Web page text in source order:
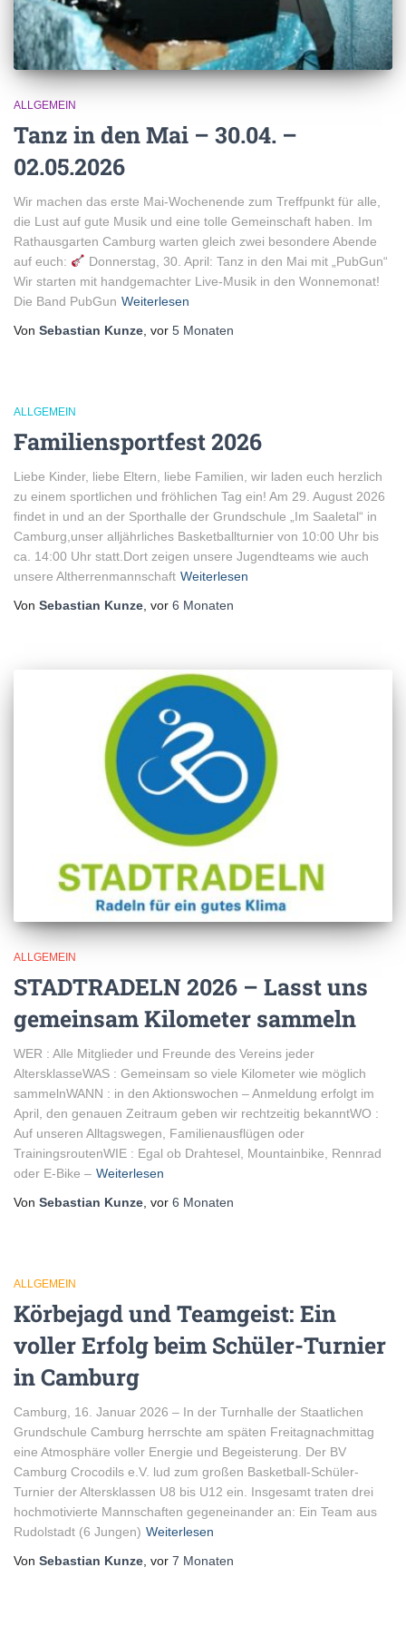
ALLGEMEIN
Tanz in den Mai – 30.04. –
02.05.2026
Wir machen das erste Mai-Wochenende zum Treffpunkt für alle,
die Lust auf gute Musik und eine tolle Gemeinschaft haben. Im
Rathausgarten Camburg warten gleich zwei besondere Abende
auf euch:
Donnerstag, 30. April: Tanz in den Mai mit „PubGun“
Wir starten mit handgemachter Live-Musik in den Wonnemonat!
Die Band PubGun Weiterlesen
Von Sebastian Kunze , vor 5 Monaten
ALLGEMEIN
Familiensportfest 2026
Liebe Kinder, liebe Eltern, liebe Familien, wir laden euch herzlich
zu einem sportlichen und fröhlichen Tag ein! Am 29. August 2026
findet in und an der Sporthalle der Grundschule „Im Saaletal“ in
Camburg,unser alljährliches Basketballturnier von 10:00 Uhr bis
ca. 14:00 Uhr statt.Dort zeigen unsere Jugendteams wie auch
unsere Altherrenmannschaft Weiterlesen
Von Sebastian Kunze , vor 6 Monaten
ALLGEMEIN
STADTRADELN 2026 – Lasst uns
gemeinsam Kilometer sammeln
WER : Alle Mitglieder und Freunde des Vereins jeder
AltersklasseWAS : Gemeinsam so viele Kilometer wie möglich
sammelnWANN : in den Aktionswochen – Anmeldung erfolgt im
April, den genauen Zeitraum geben wir rechtzeitig bekanntWO :
Auf unseren Alltagswegen, Familienausflügen oder
TrainingsroutenWIE : Egal ob Drahtesel, Mountainbike, Rennrad
oder E-Bike – Weiterlesen
Von Sebastian Kunze, vor 6 Monaten
ALLGEMEIN
Körbejagd und Teamgeist: Ein
voller Erfolg beim Schüler-Turnier
in Camburg
Camburg, 16. Januar 2026 – In der Turnhalle der Staatlichen
Grundschule Camburg herrschte am späten Freitagnachmittag
eine Atmosphäre voller Energie und Begeisterung. Der BV
Camburg Crocodils e.V. lud zum großen Basketball-Schüler-
Turnier der Altersklassen U8 bis U12 ein. Insgesamt traten drei
hochmotivierte Mannschaften gegeneinander an: Ein Team aus
Rudolstadt (6 Jungen) Weiterlesen
Von Sebastian Kunze, vor 7 Monaten